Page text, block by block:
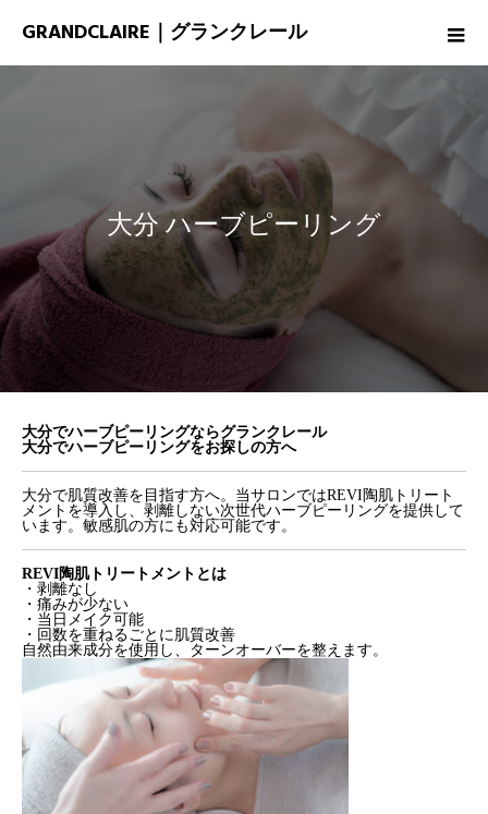
GRANDCLAIRE｜グランクレール
大分 ハーブピーリング
大分でハーブピーリングならグランクレール
大分でハーブピーリングをお探しの方へ
大分で肌質改善を目指す方へ。当サロンではREVI陶肌トリート
メントを導入し、剥離しない次世代ハーブピーリングを提供して
います。敏感肌の方にも対応可能です。
REVI陶肌トリートメントとは
・剥離なし
・痛みが少ない
・当日メイク可能
・回数を重ねるごとに肌質改善
自然由来成分を使用し、ターンオーバーを整えます。